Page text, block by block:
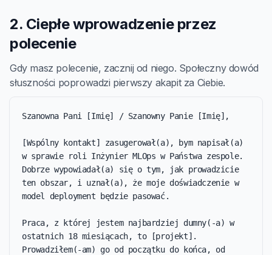
2. Ciepłe wprowadzenie przez
polecenie
Gdy masz polecenie, zacznij od niego. Społeczny dowód
słuszności poprowadzi pierwszy akapit za Ciebie.
Szanowna Pani [Imię] / Szanowny Panie [Imię],
[Wspólny kontakt] zasugerował(a), bym napisał(a)
w sprawie roli Inżynier MLOps w Państwa zespole.
Dobrze wypowiadał(a) się o tym, jak prowadzicie
ten obszar, i uznał(a), że moje doświadczenie w
model deployment będzie pasować.
Praca, z której jestem najbardziej dumny(-a) w
ostatnich 18 miesiącach, to [projekt].
Prowadziłem(-am) go od początku do końca, od